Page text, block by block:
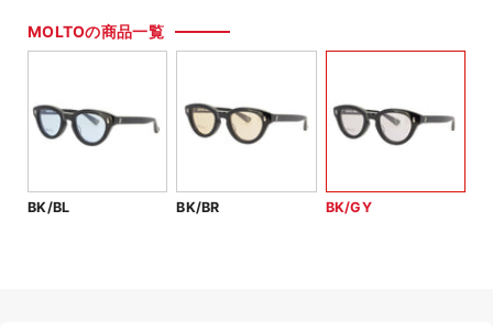
MOLTOの商品一覧
BK/BL BK/BR BK/GY